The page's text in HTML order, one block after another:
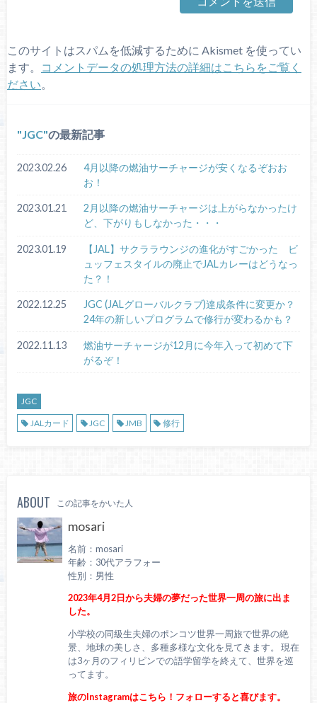
このサイトはスパムを低減するために Akismet を使ってい
ます。
コメントデータの処理方法の詳細はこちらをご覧く
ださい
JGC の最新記事
2023.02.26
4月以降の燃油サーチャージが安くなるぞおお
お！
2023.01.21
2月以降の燃油サーチャージは上がらなかったけ
ど、下がりもしなかった・・・
2023.01.19
【JAL】サクララウンジの進化がすごかった ビ
ュッフェスタイルの廃止でJALカレーはどうなっ
た？！
2022.12.25
JGC (JALグローバルクラブ)達成条件に変更か？
24年の新しいプログラムで修行が変わるかも？
2022.11.13
燃油サーチャージが12月に今年入って初めて下
がるぞ！
JGC
JALカード
JGC JMB 修行
ABOUT この記事をかいた人
mosari
名前：mosari
年齢：30代アラフォー
性別：男性
2023年4月2日から夫婦の夢だった世界一周の旅に出ま
した。
小学校の同級生夫婦のポンコツ世界一周旅で世界の絶
景、地球の美しさ、多種多様な文化を見てきます。 現在
は3ヶ月のフィリピンでの語学留学を終えて、世界を巡
ってます。
旅のInstagramはこちら！フォローすると喜びます。